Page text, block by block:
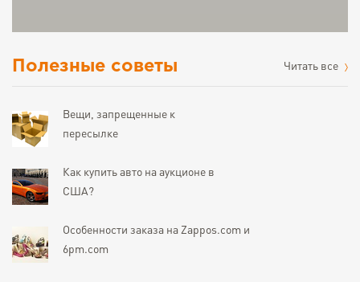
Полезные советы Читать все
Вещи, запрещенные к
пересылке
Как купить авто на аукционе в
США?
Особенности заказа на Zappos.com и
6pm.com